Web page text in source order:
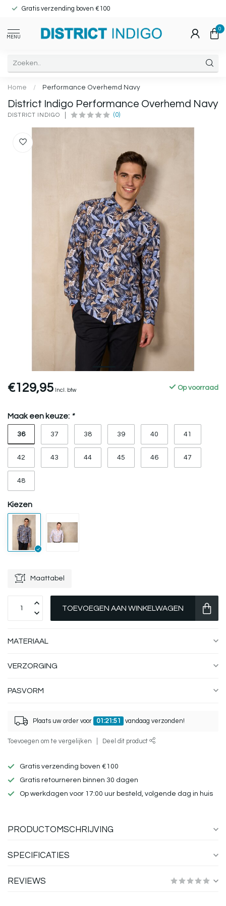
Gratis verzending boven €100
MENU
0
Home / Performance Overhemd Navy
District Indigo Performance Overhemd Navy
DISTRICT INDIGO (0)
€129,95 Incl. btw Op voorraad
Maak een keuze: *
36 37 38 39 40 41
42 43 44 45 46 47
48
Kiezen
Maattabel
TOEVOEGEN AAN WINKELWAGEN
MATERIAAL
VERZORGING
PASVORM
Plaats uw order voor 01:21:51 vandaag verzonden!
Toevoegen om te vergelijken Deel dit product
Gratis verzending boven €100
Gratis retourneren binnen 30 dagen
Op werkdagen voor 17:00 uur besteld, volgende dag in huis
PRODUCTOMSCHRIJVING
SPECIFICATIES
REVIEWS